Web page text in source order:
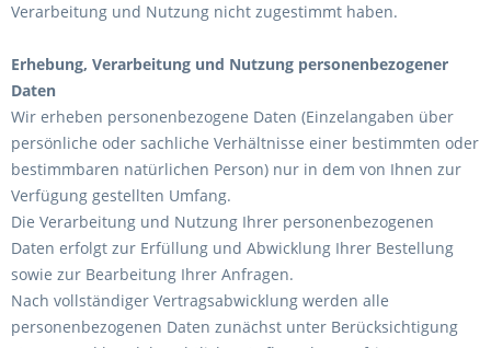
Verarbeitung und Nutzung nicht zugestimmt haben.
Erhebung, Verarbeitung und Nutzung personenbezogener
Daten
Wir erheben personenbezogene Daten (Einzelangaben über
persönliche oder sachliche Verhältnisse einer bestimmten oder
bestimmbaren natürlichen Person) nur in dem von Ihnen zur
Verfügung gestellten Umfang.
Die Verarbeitung und Nutzung Ihrer personenbezogenen
Daten erfolgt zur Erfüllung und Abwicklung Ihrer Bestellung
sowie zur Bearbeitung Ihrer Anfragen.
Nach vollständiger Vertragsabwicklung werden alle
personenbezogenen Daten zunächst unter Berücksichtigung